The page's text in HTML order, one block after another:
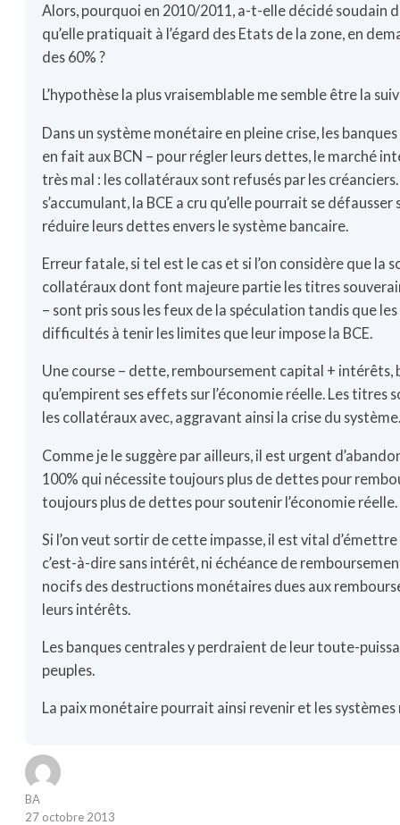
Alors, pourquoi en 2010/2011, a-t-elle décidé soudain
qu’elle pratiquait à l’égard des Etats de la zone, en
des 60% ?
L’hypothèse la plus vraisemblable me semble être la
Dans un système monétaire en pleine crise, les
en fait aux BCN – pour régler leurs dettes, le marché
très mal : les collatéraux sont refusés par les
s’accumulant, la BCE a cru qu’elle pourrait se
réduire leurs dettes envers le système bancaire.
Erreur fatale, si tel est le cas et si l’on considère que la
collatéraux dont font majeure partie les titres
– sont pris sous les feux de la spéculation tandis que
difficultés à tenir les limites que leur impose la BCE.
Une course – dette, remboursement capital + intérêts,
qu’empirent ses effets sur l’économie réelle. Les titres
les collatéraux avec, aggravant ainsi la crise du
Comme je le suggère par ailleurs, il est urgent
100% qui nécessite toujours plus de dettes pour
toujours plus de dettes pour soutenir l’économie réelle.
Si l’on veut sortir de cette impasse, il est vital
c’est-à-dire sans intérêt, ni échéance de
nocifs des destructions monétaires dues aux
leurs intérêts.
Les banques centrales y perdraient de leur toute-
peuples.
La paix monétaire pourrait ainsi revenir et les
BA
27 octobre 2013